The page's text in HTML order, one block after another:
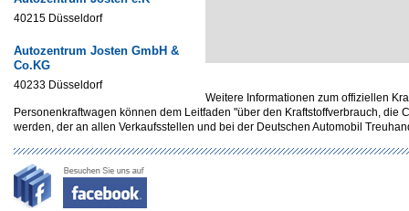
40215 Düsseldorf
Autozentrum Josten GmbH &
Co.KG
40233 Düsseldorf
Weitere Informationen zum offiziellen
Personenkraftwagen können dem Leitfaden "über den Kraftstoffverbrauch,
werden, der an allen Verkaufsstellen und bei der Deutschen Automobil